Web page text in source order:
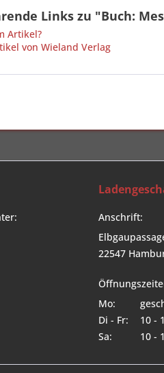
Links zu "Buch:
Artikel?
von Wieland Verlag
Anschrift:
22547
Mo:
Di - Fr:
10 -
Sa:
10 -